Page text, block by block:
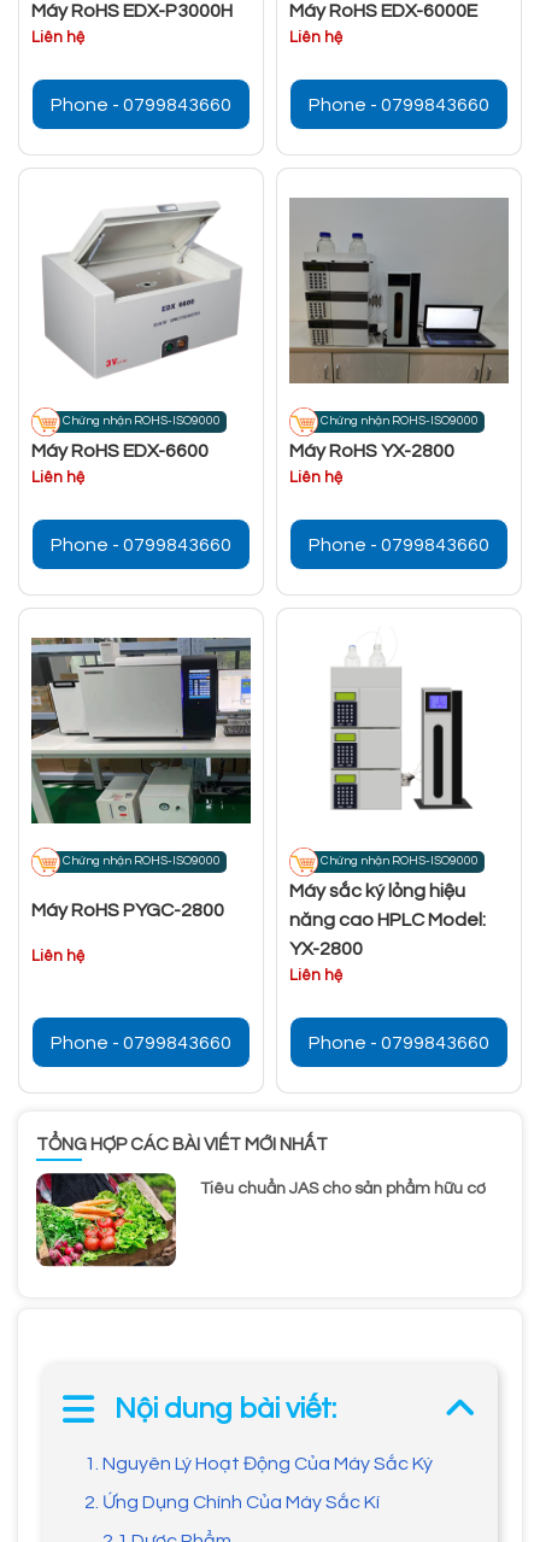
Máy RoHS EDX-P3000H
Liên hệ
Phone - 0799843660
Máy RoHS EDX-6000E
Liên hệ
Phone - 0799843660
Chứng nhận ROHS-ISO9000
Máy RoHS EDX-6600
Liên hệ
Phone - 0799843660
Chứng nhận ROHS-ISO9000
Máy RoHS YX-2800
Liên hệ
Phone - 0799843660
Chứng nhận ROHS-ISO9000
Máy RoHS PYGC-2800
Liên hệ
Phone - 0799843660
Chứng nhận ROHS-ISO9000
Máy sắc ký lỏng hiệu
năng cao HPLC Model:
YX-2800
Liên hệ
Phone - 0799843660
Nội dung bài viết:
1. Nguyên Lý Hoạt Động Của Máy Sắc Ký
2. Ứng Dụng Chính Của Máy Sắc Kí
TỔNG HỢP CÁC BÀI VIẾT MỚI NHẤT
Tiêu chuẩn JAS cho sản phẩm hữu cơ